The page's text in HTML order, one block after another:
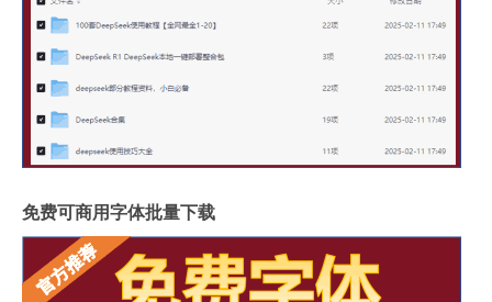
免费可商用字体批量下载